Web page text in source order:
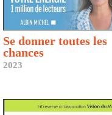
Se donner toutes les
chances
2023